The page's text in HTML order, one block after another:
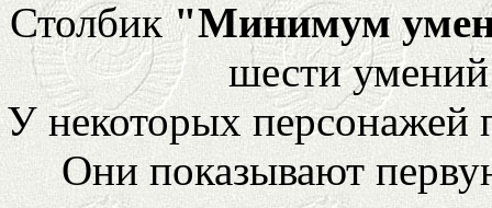
Столбик"Минимум
шести
У некоторых персонажей
Они показывают